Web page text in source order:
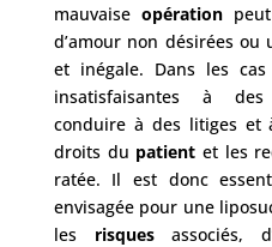
mauvaiseopération
d’amour non désirées
et inégale. Dans les
insatisfaisantes à
conduire à des litiges et
droits du patient et les
ratée. Il est donc
envisagée pour une
les risquesassociés,